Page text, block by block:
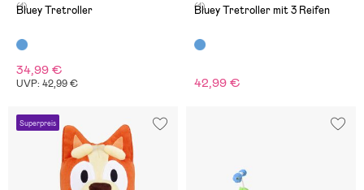
(1)
Bluey Tretroller
34,99 €
UVP: 42,99 €
(1)
Bluey Tretroller mit 3 Reifen
42,99 €
Superpreis